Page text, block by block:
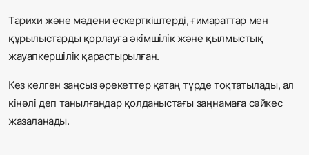
Тарихи және мәдени ескерткіштерді, ғимараттар мен
құрылыстарды қорлауға әкімшілік және қылмыстық
жауапкершілік қарастырылған.
Кез келген заңсыз әрекеттер қатаң түрде тоқтатылады, ал
кінәлі деп танылғандар қолданыстағы заңнамаға сәйкес
жазаланады.